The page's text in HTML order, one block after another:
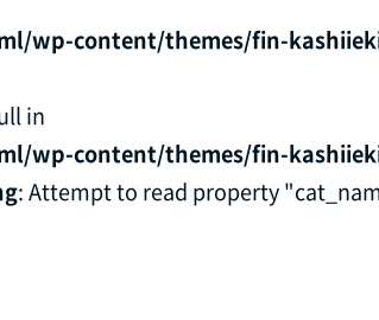
wp-content/themes/fin-
in
wp-content/themes/fin-
: Attempt to read property